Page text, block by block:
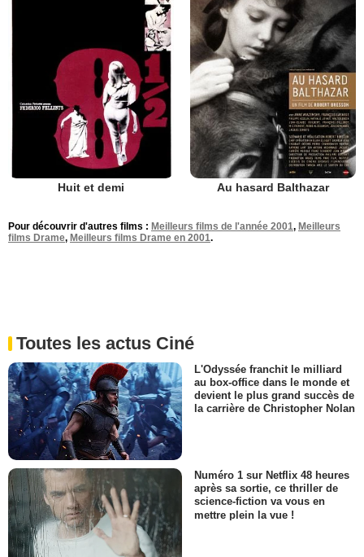
Huit et demi Au hasard Balthazar
Pour découvrir d'autres films : Meilleurs films de l'année 2001, Meilleurs
films Drame, Meilleurs films Drame en 2001.
Toutes les actus Ciné
L'Odyssée franchit le milliard
au box-office dans le monde et
devient le plus grand succès de
la carrière de Christopher Nolan
Numéro 1 sur Netflix 48 heures
après sa sortie, ce thriller de
science-fiction va vous en
mettre plein la vue !